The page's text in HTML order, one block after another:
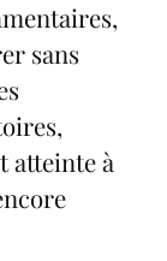
sans
atteinte à